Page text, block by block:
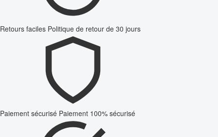
Retours faciles Politique de retour de 30 jours
Paiement sécurisé Paiement 100% sécurisé